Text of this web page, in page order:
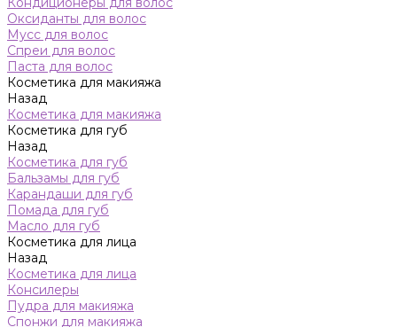
Оксиданты для волос
Мусс для волос
Спреи для волос
Паста для волос
Косметика для макияжа
Назад
Косметика для макияжа
Косметика для губ
Назад
Косметика для губ
Бальзамы для губ
Карандаши для губ
Помада для губ
Масло для губ
Косметика для лица
Назад
Косметика для лица
Консилеры
Пудра для макияжа
Спонжи для макияжа